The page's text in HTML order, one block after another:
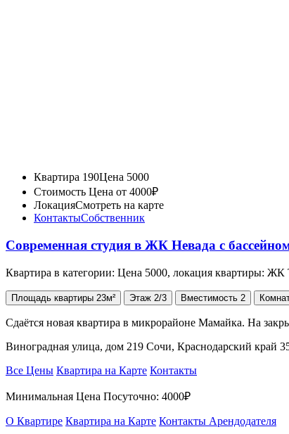
Квартира 190Цена 5000
Стоимость Цена от 4000₽
ЛокацияСмотреть на карте
КонтактыСобственник
Современная студия в ЖК Невада с
Квартира в категории: Цена 5000, локация квартиры:
Площадь квартиры 23м² Этаж 2/3 Вместимость 2
Сдаётся новая квартира в микрорайоне Мамайка. На
Виноградная улица, дом 219 Сочи, Краснодарский край
Все Цены Квартира на Карте Контакты
Минимальная Цена Посуточно: 4000₽
О Квартире Квартира на Карте Контакты Арендодателя